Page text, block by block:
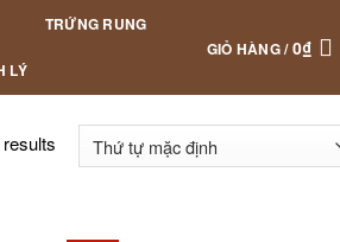
TRỨNG RUNG
LÝ
GIỎ HÀNG /0₫